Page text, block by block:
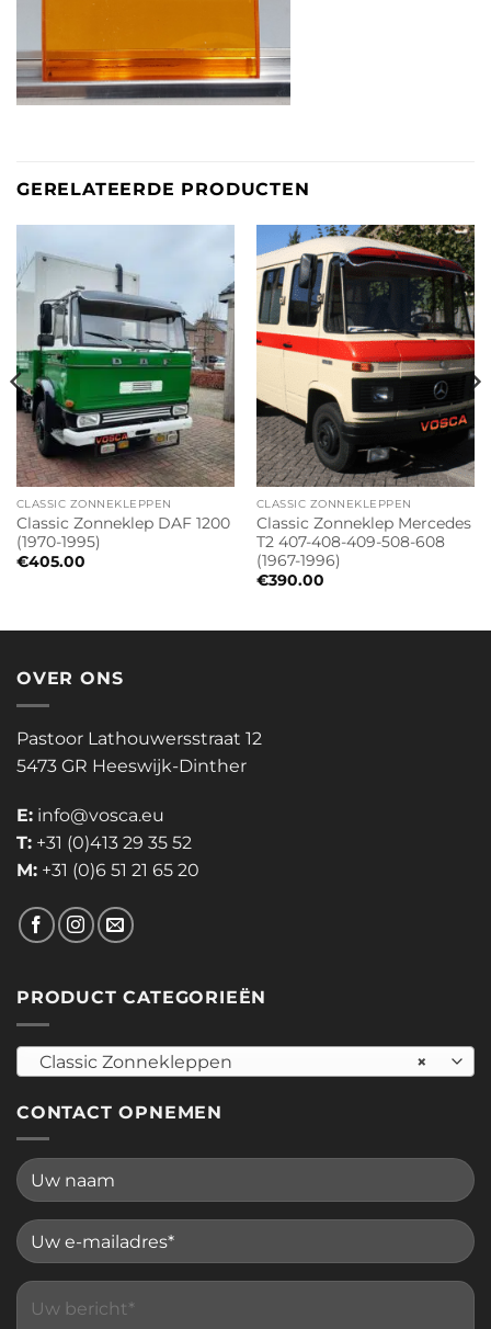
GERELATEERDE PRODUCTEN
CLASSIC ZONNEKLEPPEN
Classic Zonneklep DAF 1200
(1970-1995)
€405.00
CLASSIC ZONNEKLEPPEN
Classic Zonneklep Mercedes
T2 407-408-409-508-608
(1967-1996)
€390.00
OVER ONS
Pastoor Lathouwersstraat 12
5473 GR Heeswijk-Dinther
E: info@vosca.eu
T: +31 (0)413 29 35 52
M: +31 (0)6 51 21 65 20
PRODUCT CATEGORIEËN
×
Classic Zonnekleppen
CONTACT OPNEMEN
Please leave this field empty.